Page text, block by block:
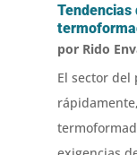
Tendencias
por Rido
El sector del